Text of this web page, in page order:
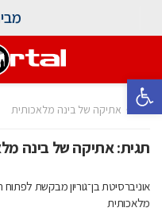
פתח סרגל נגישות
בית אתיקה של בינה מלאכותית
תגית:אתיקה של בינה
אוניברסיטת בן־גוריון מבקשת לפתוח
מלאכותית